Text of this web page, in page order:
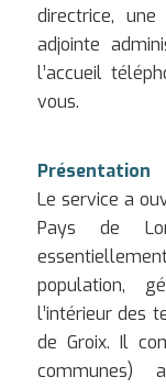
directrice, une
adjointe
l’accueil
vous.
Présentation
Le service a
Pays de
population,
l’intérieur des
de Groix. Il
communes)